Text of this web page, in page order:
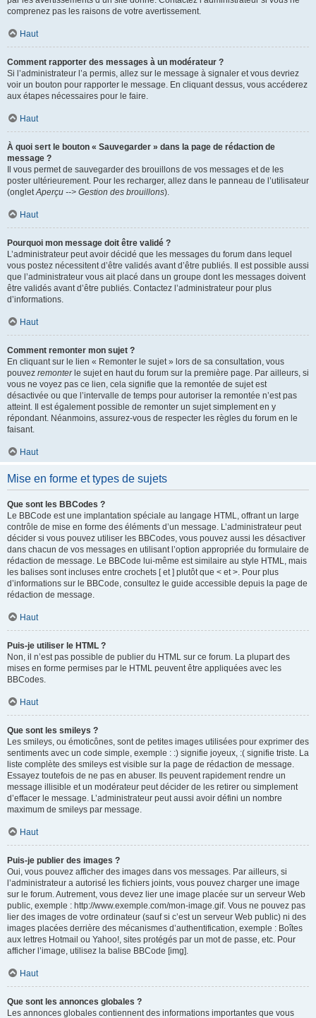
comprenez pas les raisons de votre avertissement.
Haut
Comment rapporter des messages à un modérateur ?
Si l’administrateur l’a permis, allez sur le message à signaler et vous devriez
voir un bouton pour rapporter le message. En cliquant dessus, vous accéderez
aux étapes nécessaires pour le faire.
Haut
À quoi sert le bouton « Sauvegarder » dans la page de rédaction de
message ?
Il vous permet de sauvegarder des brouillons de vos messages et de les
poster ultérieurement. Pour les recharger, allez dans le panneau de l’utilisateur
(ongletAperçu --> Gestion des brouillons).
Haut
Pourquoi mon message doit être validé ?
L’administrateur peut avoir décidé que les messages du forum dans lequel
vous postez nécessitent d’être validés avant d’être publiés. Il est possible aussi
que l’administrateur vous ait placé dans un groupe dont les messages doivent
être validés avant d’être publiés. Contactez l’administrateur pour plus
d’informations.
Haut
Comment remonter mon sujet ?
En cliquant sur le lien « Remonter le sujet » lors de sa consultation, vous
pouvez remonterle sujet en haut du forum sur la première page. Par ailleurs, si
vous ne voyez pas ce lien, cela signifie que la remontée de sujet est
désactivée ou que l’intervalle de temps pour autoriser la remontée n’est pas
atteint. Il est également possible de remonter un sujet simplement en y
répondant. Néanmoins, assurez-vous de respecter les règles du forum en le
faisant.
Haut
Mise en forme et types de sujets
Que sont les BBCodes ?
Le BBCode est une implantation spéciale au langage HTML, offrant un large
contrôle de mise en forme des éléments d’un message. L’administrateur peut
décider si vous pouvez utiliser les BBCodes, vous pouvez aussi les désactiver
dans chacun de vos messages en utilisant l’option appropriée du formulaire de
rédaction de message. Le BBCode lui-même est similaire au style HTML, mais
les balises sont incluses entre crochets [ et ] plutôt que < et >. Pour plus
d’informations sur le BBCode, consultez le guide accessible depuis la page de
rédaction de message.
Haut
Puis-je utiliser le HTML ?
Non, il n’est pas possible de publier du HTML sur ce forum. La plupart des
mises en forme permises par le HTML peuvent être appliquées avec les
BBCodes.
Haut
Que sont les smileys ?
Les smileys, ou émoticônes, sont de petites images utilisées pour exprimer des
sentiments avec un code simple, exemple : :) signifie joyeux, :( signifie triste. La
liste complète des smileys est visible sur la page de rédaction de message.
Essayez toutefois de ne pas en abuser. Ils peuvent rapidement rendre un
message illisible et un modérateur peut décider de les retirer ou simplement
d’effacer le message. L’administrateur peut aussi avoir défini un nombre
maximum de smileys par message.
Haut
Puis-je publier des images ?
Oui, vous pouvez afficher des images dans vos messages. Par ailleurs, si
l’administrateur a autorisé les fichiers joints, vous pouvez charger une image
sur le forum. Autrement, vous devez lier une image placée sur un serveur Web
public, exemple : http://www.exemple.com/mon-image.gif. Vous ne pouvez pas
lier des images de votre ordinateur (sauf si c’est un serveur Web public) ni des
images placées derrière des mécanismes d’authentification, exemple : Boîtes
aux lettres Hotmail ou Yahoo!, sites protégés par un mot de passe, etc. Pour
afficher l’image, utilisez la balise BBCode [img].
Haut
Que sont les annonces globales ?
Les annonces globales contiennent des informations importantes que vous